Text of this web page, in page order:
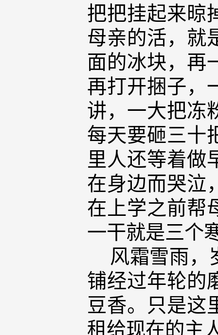
把把挂起来晾
母亲的活，就
面的冰块，再
再打开捆子，
讲，一大把冻
每天要砸三十
里人还等着做
在身边而哭泣
在上学之前帮
一干就是三个
风霜雪雨，
铺经过年轮的
豆香。只是这
租给现在的主